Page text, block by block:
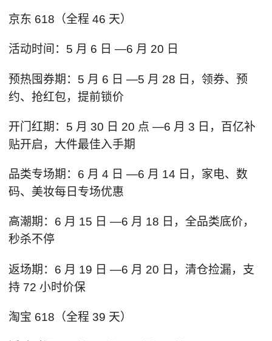
京东 618（全程 46 天）
活动时间：5 月 6 日 —6 月 20 日
预热囤券期：5 月 6 日 —5 月 28 日，领券、预
约、抢红包，提前锁价
开门红期：5 月 30 日 20 点 —6 月 3 日，百亿补
贴开启，大件最佳入手期
品类专场期：6 月 4 日 —6 月 14 日，家电、数
码、美妆每日专场优惠
高潮期：6 月 15 日 —6 月 18 日，全品类底价，
秒杀不停
返场期：6 月 19 日 —6 月 20 日，清仓捡漏，支
持 72 小时价保
淘宝 618（全程 39 天）